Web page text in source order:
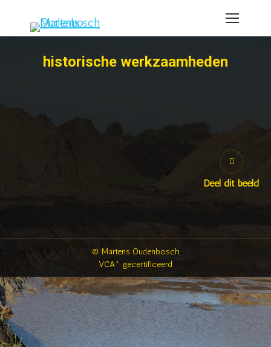
historische werkzaamheden
Deel dit beeld
© Martens Oudenbosch
VCA* gecertificeerd